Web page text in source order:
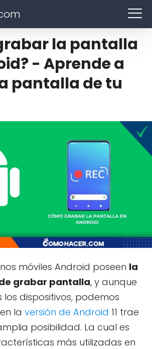
la pantalla
- Aprende a
pantalla de tu
móviles Android poseen la
grabar pantalla, y aunque
los dispositivos, podemos
la versión de Android 11 trae
posibilidad. La cual es
más utilizadas en